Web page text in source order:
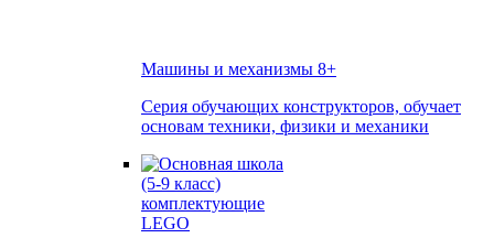
Машины и механизмы 8+
Серия обучающих конструкторов, обучает
основам техники, физики и механики